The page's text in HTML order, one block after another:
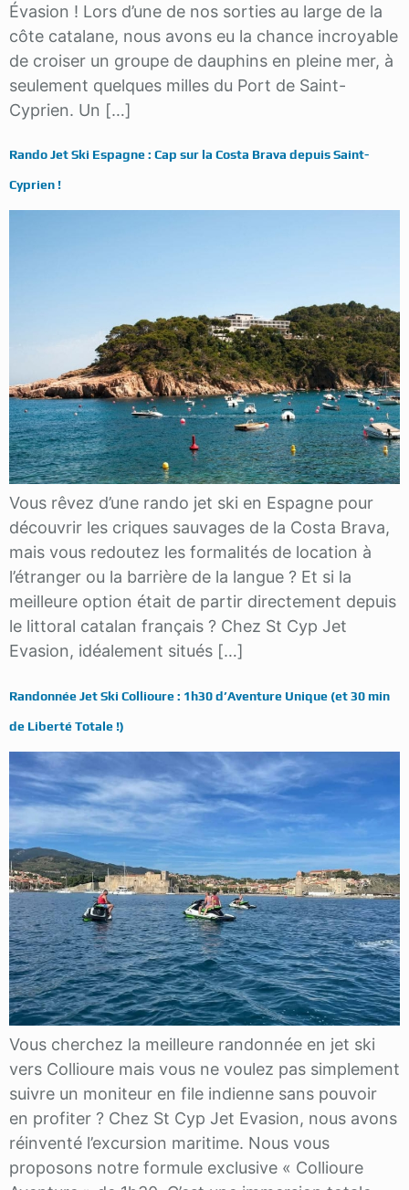
Évasion ! Lors d’une de nos sorties au large de la
côte catalane, nous avons eu la chance incroyable
de croiser un groupe de dauphins en pleine mer, à
seulement quelques milles du Port de Saint-
Cyprien. Un […]
Rando Jet Ski Espagne : Cap sur la Costa Brava depuis Saint-
Cyprien !
Vous rêvez d’une rando jet ski en Espagne pour
découvrir les criques sauvages de la Costa Brava,
mais vous redoutez les formalités de location à
l’étranger ou la barrière de la langue ? Et si la
meilleure option était de partir directement depuis
le littoral catalan français ? Chez St Cyp Jet
Evasion, idéalement situés […]
Randonnée Jet Ski Collioure : 1h30 d’Aventure Unique (et 30 min
de Liberté Totale !)
Vous cherchez la meilleure randonnée en jet ski
vers Collioure mais vous ne voulez pas simplement
suivre un moniteur en file indienne sans pouvoir
en profiter ? Chez St Cyp Jet Evasion, nous avons
réinventé l’excursion maritime. Nous vous
proposons notre formule exclusive « Collioure